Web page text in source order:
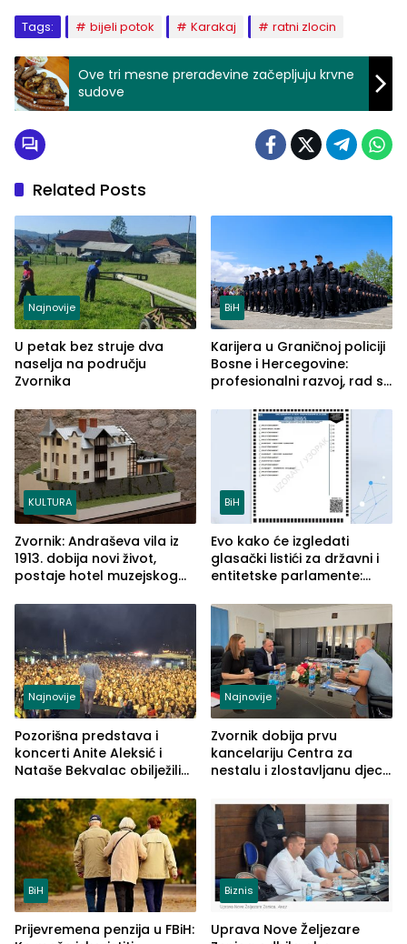
Tags: bijeli potok Karakaj ratni zlocin
Ove tri mesne prerađevine začepljuju krvne
sudove
Related Posts
Najnovije
U petak bez struje dva
naselja na području
Zvornika
BiH
Karijera u Graničnoj policiji
Bosne i Hercegovine:
profesionalni razvoj, rad sa
služba građanima
KULTURA
Zvornik: Andraševa vila iz
1913. dobija novi život,
postaje hotel muzejskog
BiH
Evo kako će izgledati
glasački listići za državni i
entitetske parlamente:
vidljive na njima
Najnovije
Pozorišna predstava i
koncerti Anite Aleksić i
Nataše Bekvalac obilježili
ljeta (FOTO)
Najnovije
Zvornik dobija prvu
kancelariju Centra za
nestalu i zlostavljanu djecu
BiH
Prijevremena penzija u FBiH:
Biznis
Uprava Nove Željezare